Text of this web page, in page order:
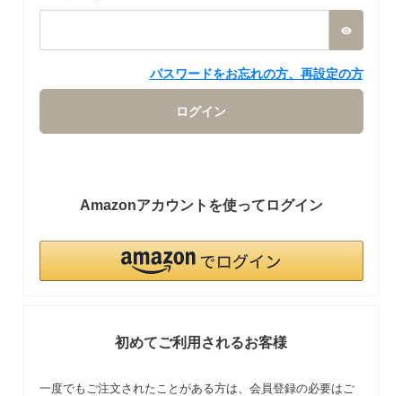
パスワードをお忘れの方、再設定の方
ログイン
Amazonアカウントを使ってログイン
初めてご利用されるお客様
一度でもご注文されたことがある方は、会員登録の必要はご